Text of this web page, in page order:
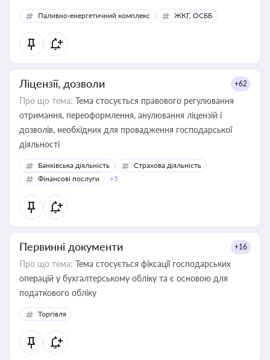
Паливно-енергетичний комплекс ЖКГ, ОСББ
Ліцензії, дозволи +62
Про що тема: Тема стосується правового регулювання
отримання, переоформлення, анулювання ліцензій і
дозволів, необхідних для провадження господарської
діяльності
Банківська діяльність
Страхова діяльність
Фінансові послуги
+5
Первинні документи +16
Про що тема: Тема стосується фіксації господарських
операцій у бухгалтерському обліку та є основою для
податкового обліку
Торгівля